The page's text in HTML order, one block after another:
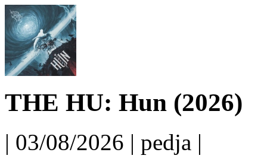
THE HU: Hun (2026)
| 03/08/2026 | pedja |